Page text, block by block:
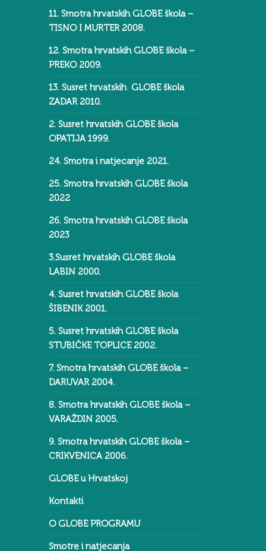
11. Smotra hrvatskih GLOBE škola –
TISNO I MURTER 2008.
12. Smotra hrvatskih GLOBE škola –
PREKO 2009.
13. Susret hrvatskih GLOBE škola
ZADAR 2010.
2. Susret hrvatskih GLOBE škola
OPATIJA 1999.
24. Smotra i natjecanje 2021.
25. Smotra hrvatskih GLOBE škola
2022
26. Smotra hrvatskih GLOBE škola
2023
3.Susret hrvatskih GLOBE škola
LABIN 2000.
4. Susret hrvatskih GLOBE škola
ŠIBENIK 2001.
5. Susret hrvatskih GLOBE škola
STUBIČKE TOPLICE 2002.
7. Smotra hrvatskih GLOBE škola –
DARUVAR 2004.
8. Smotra hrvatskih GLOBE škola –
VARAŽDIN 2005.
9. Smotra hrvatskih GLOBE škola –
CRIKVENICA 2006.
GLOBE u Hrvatskoj
Kontakti
O GLOBE PROGRAMU
Smotre i natjecanja